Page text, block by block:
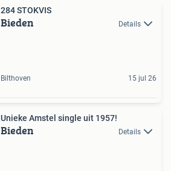
284 STOKVIS
Bieden Details
Bilthoven 15 jul 26
Unieke Amstel single uit 1957!
Bieden Details